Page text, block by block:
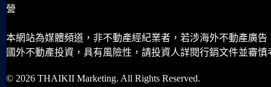
營
本網站為媒體頻道，非不動產經紀業者，若涉海外不動產廣告
國外不動產投資，具有風險性，請投資人詳閱行銷文件並審慎
© 2026 THAIKII Marketing. All Rights Reserved.